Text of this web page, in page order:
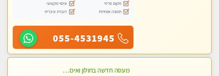
מקום פרטי
עיסוי מקצועי
תמונה אמיתית
דוברת עיברית
055-4531945
מעסה חדשה בחולון ואיכותית לעיסוי מרגיע ומפנק VIP-מומלץ לחלוטין! פרטי! ​​​​​​